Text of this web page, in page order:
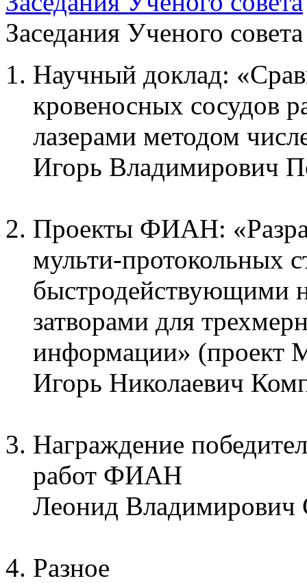
Заседания Ученого
Научный доклад:
кровеносных сосудов
лазерами методом
Игорь Владимирович
Проекты ФИАН:
мульти-протокольных
быстродействующими
затворами для
информации»
Игорь Николаевич
Награждение
работ ФИАН
Леонид Владимирович
Разное